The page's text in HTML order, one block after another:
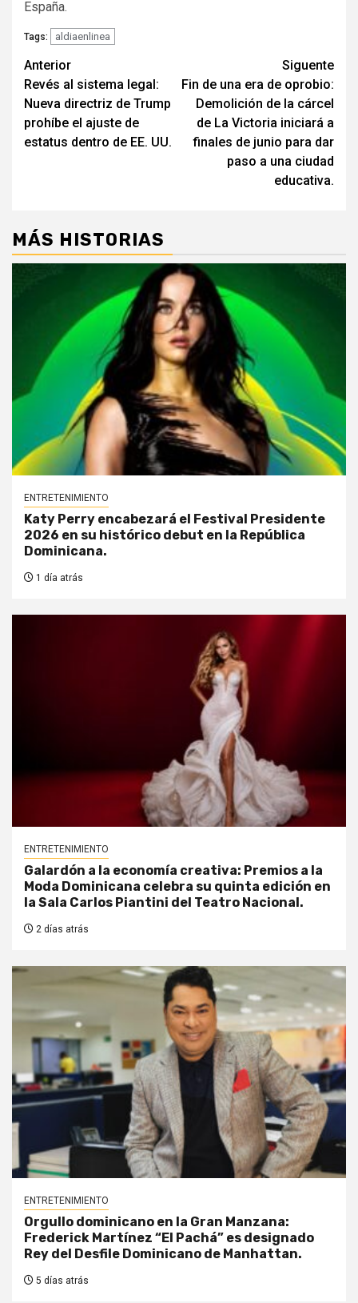
España.
Tags: aldiaenlinea
Navegación
de
entradas
Anterior
Revés al sistema legal:
Nueva directriz de Trump
prohíbe el ajuste de
estatus dentro de EE. UU.
Siguente
Fin de una era de oprobio:
Demolición de la cárcel
de La Victoria iniciará a
finales de junio para dar
paso a una ciudad
educativa.
MÁS HISTORIAS
ENTRETENIMIENTO
Katy Perry encabezará el Festival Presidente
2026 en su histórico debut en la República
Dominicana.
1 día atrás
ENTRETENIMIENTO
Galardón a la economía creativa: Premios a la
Moda Dominicana celebra su quinta edición en
la Sala Carlos Piantini del Teatro Nacional.
2 días atrás
ENTRETENIMIENTO
Orgullo dominicano en la Gran Manzana:
Frederick Martínez “El Pachá” es designado
Rey del Desfile Dominicano de Manhattan.
5 días atrás